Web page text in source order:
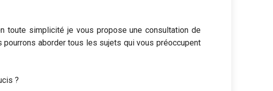
toute simplicité je vous propose une consultation de
aborder tous les sujets qui vous préoccupent
?